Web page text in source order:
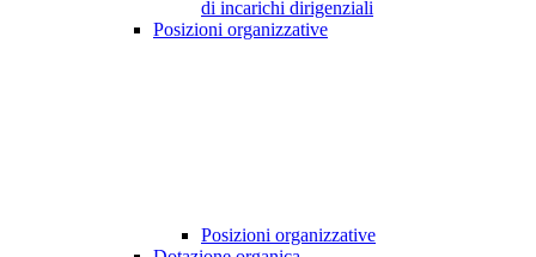
di incarichi dirigenziali
Posizioni organizzative
Posizioni organizzative